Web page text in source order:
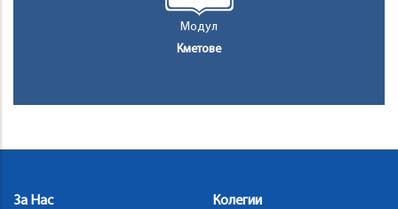
Модул
Кметове
За Нас Колегии